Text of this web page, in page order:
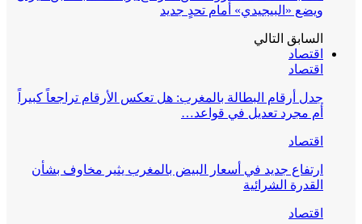
ويضع «البيجيدي» أمام تحدٍ جديد
السابق التالي
اقتصاد
اقتصاد
جدل أرقام البطالة بالمغرب: هل تعكس الأرقام تراجعاً كبيراً
أم مجرد تعديل في قواعد…
اقتصاد
ارتفاع جديد في أسعار البيض بالمغرب يثير مخاوف بشأن
القدرة الشرائية
اقتصاد